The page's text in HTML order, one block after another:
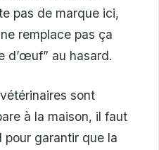
pas de marque ici,
remplace pas ça
d’œuf” au hasard.
sont
à la maison, il faut
pour garantir que la